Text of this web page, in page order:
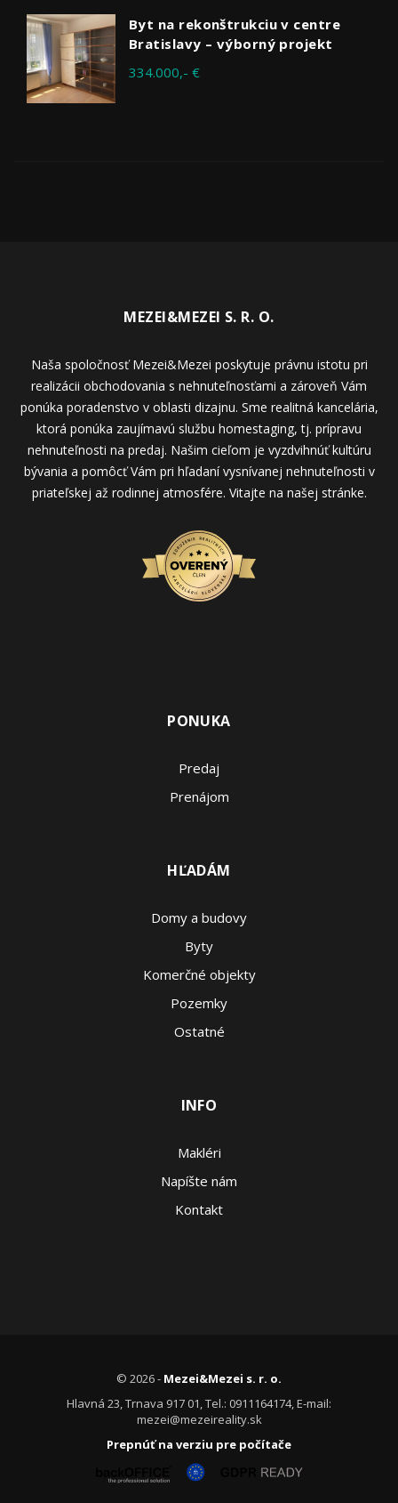
Byt na rekonštrukciu v centre
Bratislavy – výborný projekt
334.000,- €
MEZEI&MEZEI S. R. O.
Naša spoločnosť Mezei&Mezei poskytuje právnu istotu pri
realizácii obchodovania s nehnuteľnosťami a zároveň Vám
ponúka poradenstvo v oblasti dizajnu. Sme realitná kancelária,
ktorá ponúka zaujímavú službu homestaging, tj. prípravu
nehnuteľnosti na predaj. Našim cieľom je vyzdvihnúť kultúru
bývania a pomôcť Vám pri hľadaní vysnívanej nehnuteľnosti v
priateľskej až rodinnej atmosfére. Vitajte na našej stránke.
PONUKA
Predaj
Prenájom
HĽADÁM
Domy a budovy
Byty
Komerčné objekty
Pozemky
Ostatné
INFO
Makléri
Napíšte nám
Kontakt
© 2026 - Mezei&Mezei s. r. o.
Hlavná 23, Trnava 917 01, Tel.: 0911164174, E-mail:
mezei@mezeireality.sk
Prepnúť na verziu pre počítače